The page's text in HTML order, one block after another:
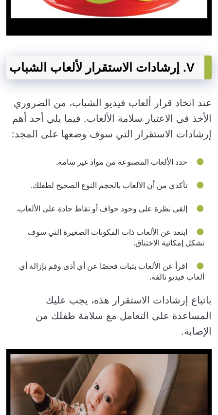
V. إرشادات الاستقرار لألعاب الشباب
عند اتخاذ قرار ألعاب فيديو الشباب، من الضروري
الأخذ في الاعتبار سلامة الألعاب. فيما يلي أحد أهم
إرشادات الاستقرار التي سوف وضعها على المجد:
حدد الألعاب المصنوعة من مواد غير سامة.
تأكدي من أن الألعاب بالحجم النوع الصحيح لطفلك.
إلقي نظرة على وجود حواف أو نقاط حادة على الألعاب.
ابتعد عن الألعاب ذات المكونات الصغيرة التي سوف
تشكل إمكانية الاختناق.
اقرأ عن الألعاب بثبات فحصًا عن أي أذى وقم بإزالة أي
ألعاب فيديو تالفة.
باتباع إرشادات الاستقرار هذه، يجب عليك
المساعدة على التعامل مع سلامة طفلك من
الإصابة.